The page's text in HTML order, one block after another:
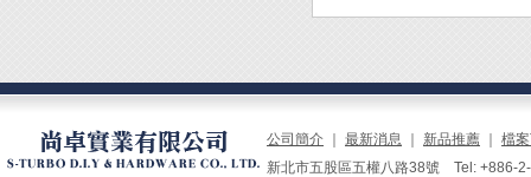
公司簡介 最新消息 新品推薦
檔
新北市五股區五權八路38號 Tel: